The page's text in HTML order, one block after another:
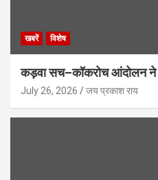
खबरें विशेष
कड़वा सच–कॉकरोच आंदोलन ने
July 26, 2026 जय प्रकाश राय